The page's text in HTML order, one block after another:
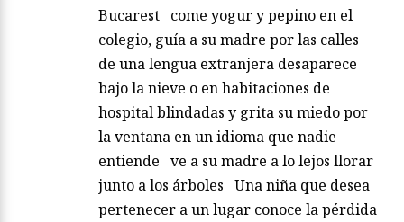
Bucarest come yogur y pepino en el
colegio, guía a su madre por las calles
de una lengua extranjera desaparece
bajo la nieve o en habitaciones de
hospital blindadas y grita su miedo por
la ventana en un idioma que nadie
entiende ve a su madre a lo lejos llorar
junto a los árboles Una niña que desea
pertenecer a un lugar conoce la pérdida